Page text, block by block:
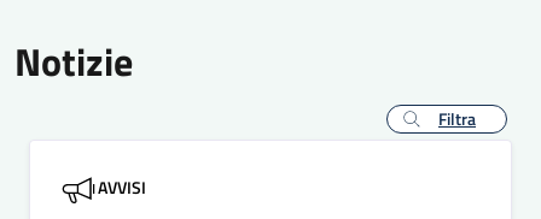
Notizie
Filtra
AVVISI